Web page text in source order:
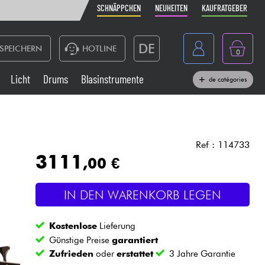
SCHNÄPPCHEN NEUHEITEN KAUFRATGEBER
HOTLINE DE
Belgique
Nederland
0
Live-Sound
Blasinstrumente
Kabel & Zubehöre
Licht Drums Blasinstrumente de catégories
Ref : 114733
3111 ,00 €
IN DEN WARENKORB LEGEN
Kostenlose Lieferung
Günstige Preisegarantiert
Zufrieden odererstattet 3 Jahre Garantie